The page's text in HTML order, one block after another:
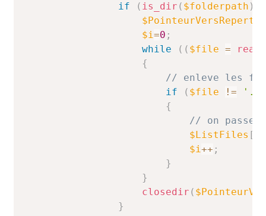
if
( is_dir ( $folderpath )
$i=0 ;
while
( ( $file =
{
// enleve les
if
( $file !=
'.'
{
// on passe
$ListFiles [
$i++ ;
}
}
closedir (
}